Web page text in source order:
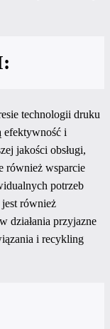
technologii druku
efektywność i
jakości obsługi,
również wsparcie
potrzeb
również
działania przyjazne
i recykling